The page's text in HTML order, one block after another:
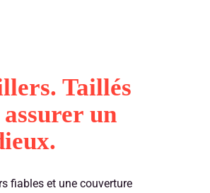
Taillés
un
fiables et une couverture